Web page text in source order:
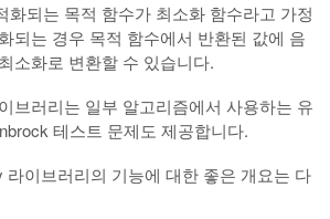
화되는 목적 함수가 최소화 함수라고 가정
되는 경우 목적 함수에서 반환된 값에 음
소화로 변환할 수 있습니다.
브러리는 일부 알고리즘에서 사용하는 유
테스트 문제도 제공합니다.
라이브러리의 기능에 대한 좋은 개요는 다